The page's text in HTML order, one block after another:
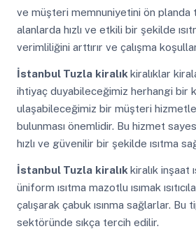
ve müşteri memnuniyetini ön planda
alanlarda hızlı ve etkili bir şekilde
verimliliğini arttırır ve çalışma
İstanbul Tuzla kiralık kiralıklar
ihtiyaç duyabileceğimiz herhangi bir
ulaşabileceğimiz bir müşteri
bulunması önemlidir. Bu hizmet
hızlı ve güvenilir bir şekilde ısıtma
İstanbul Tuzla kiralık kiralık inşaat
üniform ısıtma mazotlu ısımak
çalışarak çabuk ısınma sağlarlar. Bu
sektöründe sıkça tercih edilir.